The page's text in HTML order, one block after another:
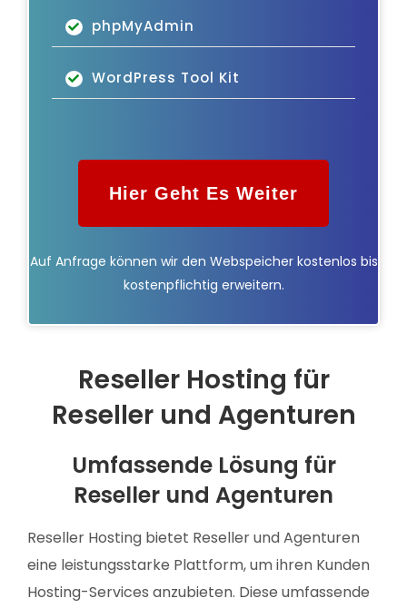
phpMyAdmin
WordPress Tool Kit
Hier Geht Es Weiter
Auf Anfrage können wir den Webspeicher kostenlos bis
kostenpflichtig erweitern.
Reseller Hosting für
Reseller und Agenturen
Umfassende Lösung für
Reseller und Agenturen
Reseller Hosting bietet Reseller und Agenturen
eine leistungsstarke Plattform, um ihren Kunden
Hosting-Services anzubieten. Diese umfassende